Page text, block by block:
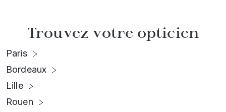
Trouvez votre opticien
Paris
Bordeaux
Lille
Rouen